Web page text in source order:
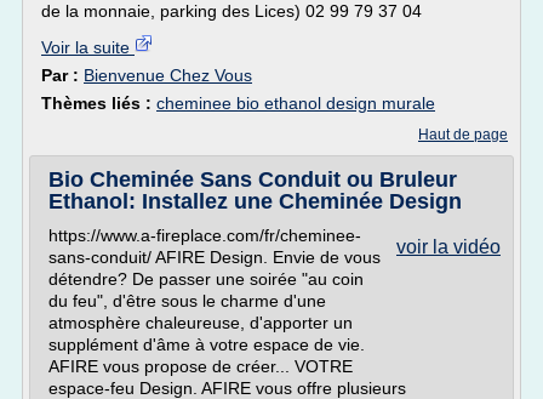
de la monnaie, parking des Lices) 02 99 79 37 04
Voir la suite
Par : Bienvenue Chez Vous
Thèmes liés : cheminee bio ethanol design murale
Haut de page
Bio Cheminée Sans Conduit ou Bruleur
Ethanol: Installez une Cheminée Design
voir la vidéo
https://www.a-fireplace.com/fr/cheminee-
sans-conduit/ AFIRE Design. Envie de vous
détendre? De passer une soirée "au coin
du feu", d'être sous le charme d'une
atmosphère chaleureuse, d'apporter un
supplément d'âme à votre espace de vie.
AFIRE vous propose de créer... VOTRE
espace-feu Design. AFIRE vous offre plusieurs